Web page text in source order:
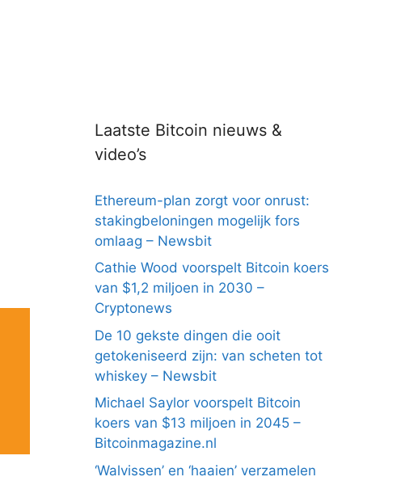
Laatste Bitcoin nieuws &
video’s
Ethereum-plan zorgt voor onrust:
stakingbeloningen mogelijk fors
omlaag – Newsbit
Cathie Wood voorspelt Bitcoin koers
van $1,2 miljoen in 2030 –
Cryptonews
De 10 gekste dingen die ooit
getokeniseerd zijn: van scheten tot
whiskey – Newsbit
Michael Saylor voorspelt Bitcoin
koers van $13 miljoen in 2045 –
Bitcoinmagazine.nl
‘Walvissen’ en ‘haaien’ verzamelen